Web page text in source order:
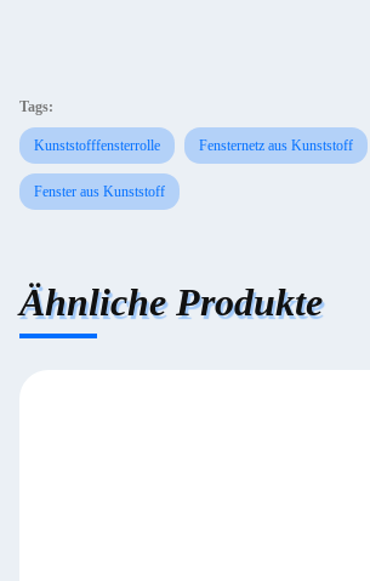
Tags:
Kunststofffensterrolle Fensternetz aus Kunststoff
Fenster aus Kunststoff
Ähnliche Produkte